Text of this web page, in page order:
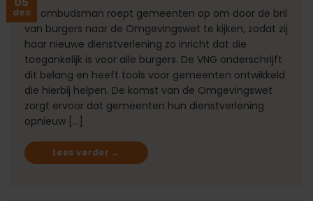
decDe ombudsman roept gemeenten op om door de bril
van burgers naar de Omgevingswet te kijken, zodat zij
haar nieuwe dienstverlening zo inricht dat die
toegankelijk is voor alle burgers. De VNG onderschrijft
dit belang en heeft tools voor gemeenten ontwikkeld
die hierbij helpen. De komst van de Omgevingswet
zorgt ervoor dat gemeenten hun dienstverlening
opnieuw […]
Lees verder →